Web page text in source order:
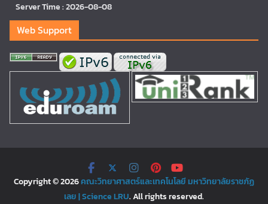
Server Time : 2026-08-08
Web Support
Copyright © 2026คณะวิทยาศาสตร์และเทคโนโลยี มหาวิทยาลัยราชภัฏ
เลย | Science LRU. All rights reserved.